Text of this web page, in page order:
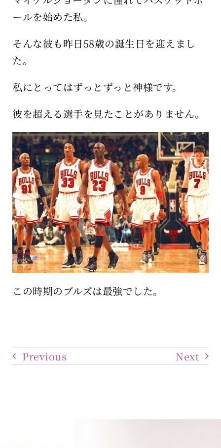
ールを始めた私。
そんな彼も昨日58歳の誕生日を迎えまし
た。
私にとってはずっとずっと神様です。
彼を超える選手を見たことがありません。
この時期のブルズは最強でした。
Previous Next